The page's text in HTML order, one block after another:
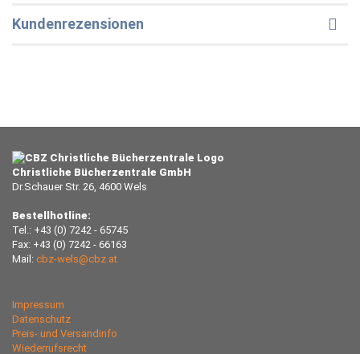
Kundenrezensionen
Christliche Bücherzentrale GmbH
Dr.Schauer Str. 26, 4600 Wels
Bestellhotline:
Tel.: +43 (0) 7242 - 65745
Fax: +43 (0) 7242 - 66163
Mail: cbz-wels@cbz.at
Impressum
Datenschutz
Preis- und Versandinfo
Wiederrufsrecht